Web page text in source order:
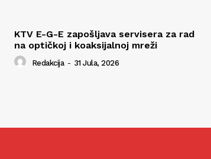
KTV E-G-E zapošljava servisera za rad
na optičkoj i koaksijalnoj mreži
Redakcija - 31 Jula, 2026